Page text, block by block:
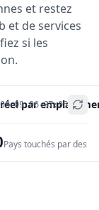
et restez
et de services
si les
par
09 06:37:05
Pays touchés par des
+